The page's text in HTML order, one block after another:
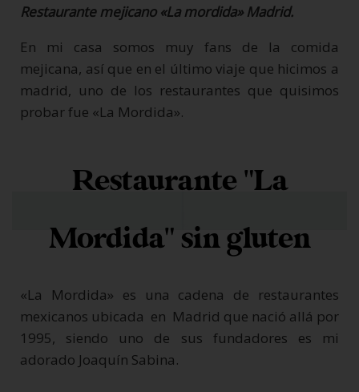
Restaurante mejicano «La mordida» Madrid.
En mi casa somos muy fans de la comida
mejicana, así que en el último viaje que hicimos a
madrid, uno de los restaurantes que quisimos
probar fue «La Mordida».
Restaurante "La
Mordida" sin gluten
«La Mordida» es una cadena de restaurantes
mexicanos ubicada en Madrid que nació allá por
1995, siendo uno de sus fundadores es mi
adorado Joaquín Sabina.